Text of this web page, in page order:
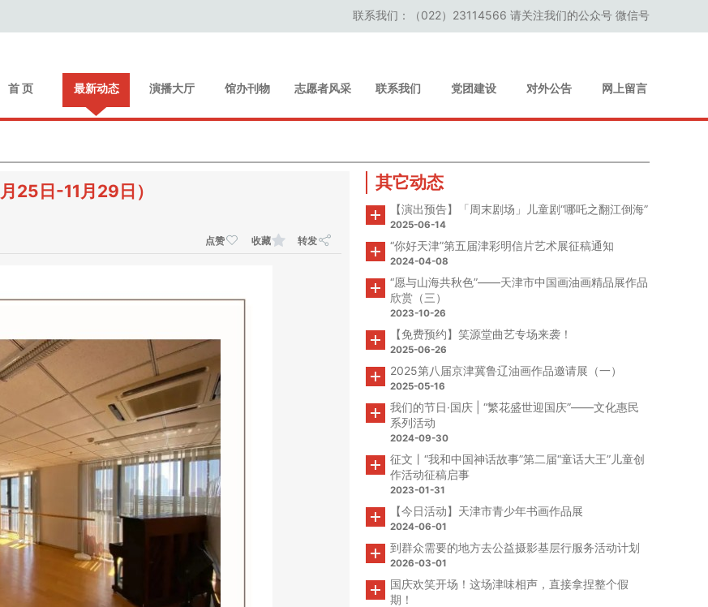
联系我们：（022）23114566 请关注我们的公众号 微信号
首 页 最新动态 演播大厅 馆办刊物 志愿者风采 联系我们 党团建设 对外公告 网上留言
25日-11月29日）
点赞 收藏 转发
其它动态
【演出预告】「周末剧场」儿童剧“哪吒之翻江倒海”
2025-06-14
“你好天津”第五届津彩明信片艺术展征稿通知
2024-04-08
“愿与山海共秋色”——天津市中国画油画精品展作品
欣赏（三）
2023-10-26
【免费预约】笑源堂曲艺专场来袭！
2025-06-26
2025第八届京津冀鲁辽油画作品邀请展（一）
2025-05-16
我们的节日·国庆 | “繁花盛世迎国庆”——文化惠民
系列活动
2024-09-30
征文丨“我和中国神话故事”第二届“童话大王”儿童创
作活动征稿启事
2023-01-31
【今日活动】天津市青少年书画作品展
2024-06-01
到群众需要的地方去公益摄影基层行服务活动计划
2026-03-01
国庆欢笑开场！这场津味相声，直接拿捏整个假
期！